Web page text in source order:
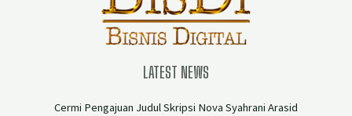
LATEST NEWS
Cermi Pengajuan Judul Skripsi Nova Syahrani Arasid